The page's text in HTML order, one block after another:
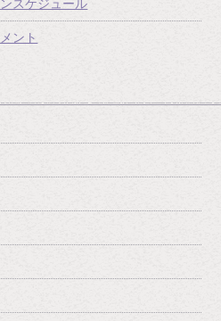
スケジュール
ント